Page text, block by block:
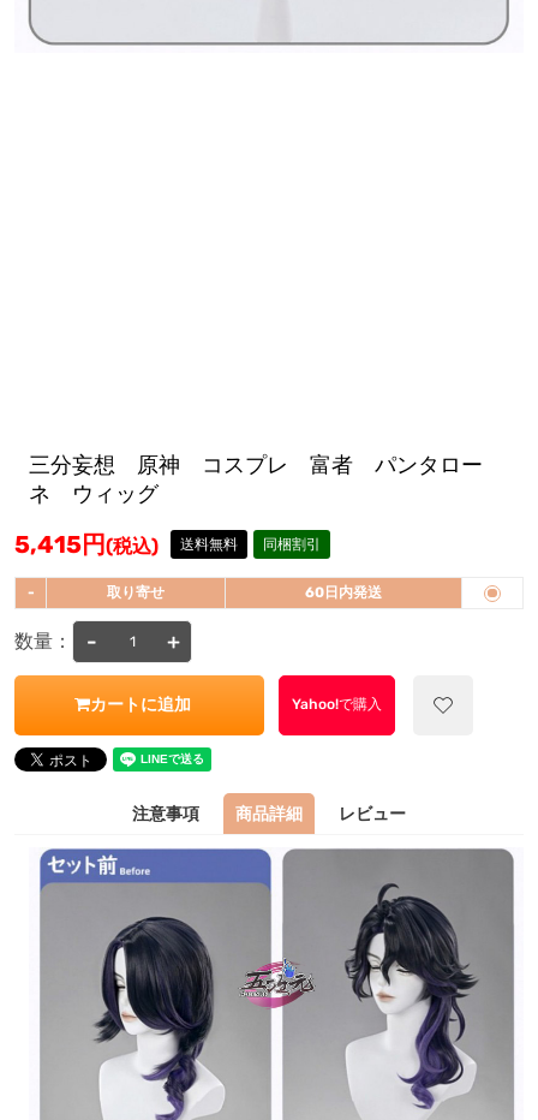
三分妄想 原神 コスプレ 富者 パンタロー
ネ ウィッグ
5,415円(税込) 送料無料 同梱割引
- 取り寄せ 60日内発送
数量： - +
カートに追加 Yahoo!で購入
注意事項 商品詳細 レビュー